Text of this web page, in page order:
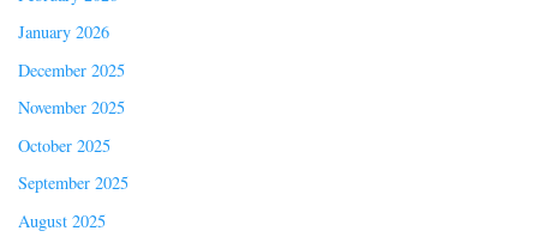
January 2026
December 2025
November 2025
October 2025
September 2025
August 2025